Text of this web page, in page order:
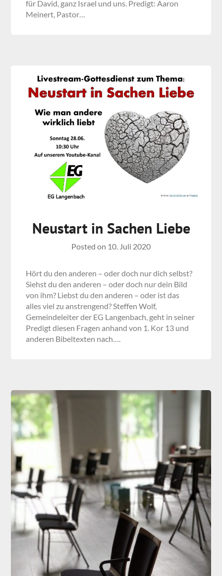
für David, ganz Israel und uns. Predigt: Aaron
Meinert, Pastor…
Neustart in Sachen Liebe
Posted on 10. Juli 2020
Hört du den anderen – oder doch nur dich selbst?
Siehst du den anderen – oder doch nur dein Bild
von ihm? Liebst du den anderen – oder ist das
alles viel zu anstrengend? Steffen Wolf,
Gemeindeleiter der EG Langenbach, geht in seiner
Predigt diesen Fragen anhand von 1. Kor 13 und
anderen Bibeltexten nach….